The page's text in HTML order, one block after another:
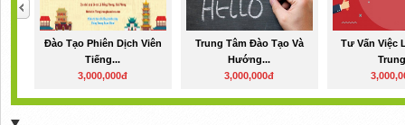
Đào Tạo Phiên Dịch Viên
Tiếng...
3,000,000đ
Trung Tâm Đào Tạo Và
Hướng...
3,000,000đ
Tư Vấn Việc